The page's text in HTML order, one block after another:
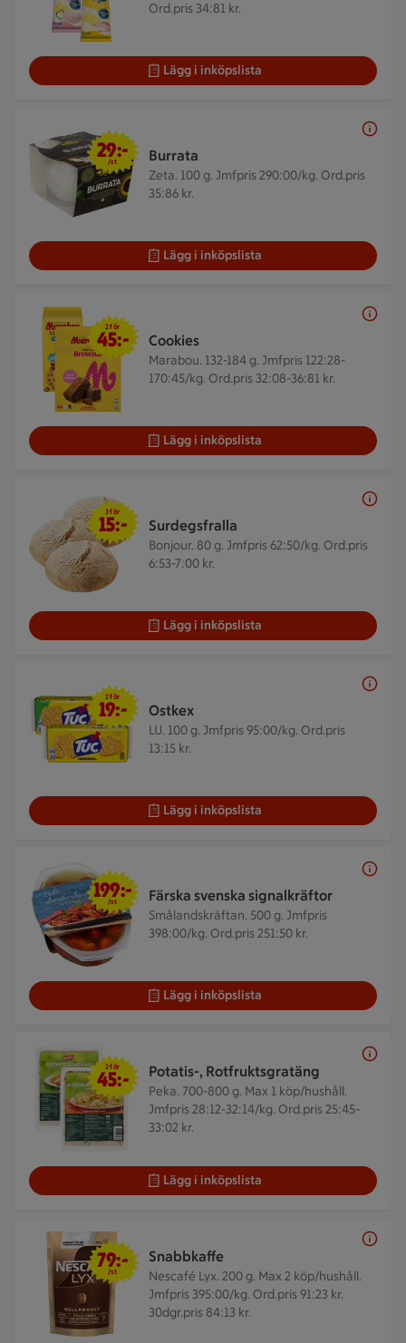
Ord.pris 34:81 kr.
Lägg i inköpslista
Burrata
Zeta. 100 g. Jmfpris 290:00/kg. Ord.pris
35:86 kr.
29 kr/st
29:-
/st
Lägg i inköpslista
Cookies
Marabou. 132-184 g. Jmfpris 122:28-
170:45/kg. Ord.pris 32:08-36:81 kr.
2 för 45 kr
2 för
45:-
Lägg i inköpslista
Surdegsfralla
Bonjour. 80 g. Jmfpris 62:50/kg. Ord.pris
6:53-7:00 kr.
3 för 15 kr
3 för
15:-
Lägg i inköpslista
Ostkex
LU. 100 g. Jmfpris 95:00/kg. Ord.pris
13:15 kr.
2 för 19 kr
2 för
19:-
Lägg i inköpslista
Färska svenska signalkräftor
Smålandskräftan. 500 g. Jmfpris
398:00/kg. Ord.pris 251:50 kr.
199 kr/st
199:-
/st
Lägg i inköpslista
Potatis-, Rotfruktsgratäng
Peka. 700-800 g. Max 1 köp/hushåll.
Jmfpris 28:12-32:14/kg. Ord.pris 25:45-
33:02 kr.
2 för 45 kr
2 för
45:-
Lägg i inköpslista
Snabbkaffe
Nescafé Lyx. 200 g. Max 2 köp/hushåll.
Jmfpris 395:00/kg. Ord.pris 91:23 kr.
30dgr.pris 84:13 kr.
79 kr/st
79:-
/st